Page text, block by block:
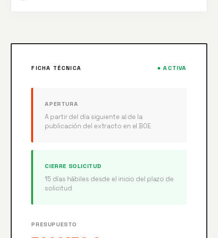
FICHA TÉCNICA ● ACTIVA
APERTURA
A partir del día siguiente al de la
publicación del extracto en el BOE
CIERRE SOLICITUD
15 días hábiles desde el inicio del plazo de
solicitud
PRESUPUESTO